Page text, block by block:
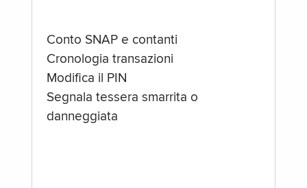
Conto SNAP e contanti
Cronologia transazioni
Modifica il PIN
Segnala tessera smarrita o
danneggiata